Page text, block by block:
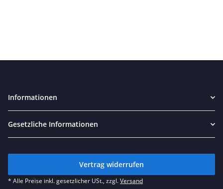
Informationen
Gesetzliche Informationen
Vertrag widerrufen
* Alle Preise inkl. gesetzlicher USt., zzgl.Versand